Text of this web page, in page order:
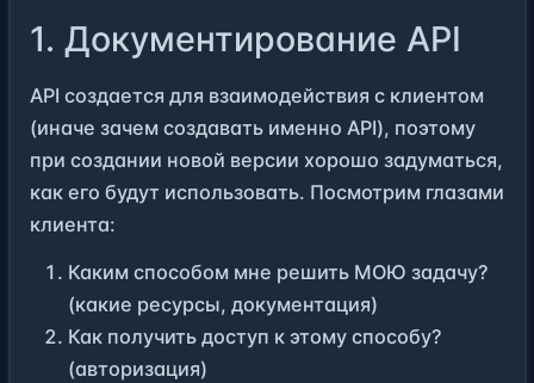
1. Документирование API
API создается для взаимодействия с клиентом
(иначе зачем создавать именно API), поэтому
при создании новой версии хорошо задуматься,
как его будут использовать. Посмотрим глазами
клиента:
Каким способом мне решить МОЮ задачу?
(какие ресурсы, документация)
Как получить доступ к этому способу?
(авторизация)